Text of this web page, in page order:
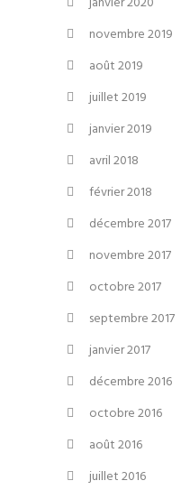
novembre 2019
août 2019
juillet 2019
janvier 2019
avril 2018
février 2018
décembre 2017
novembre 2017
octobre 2017
septembre 2017
janvier 2017
décembre 2016
octobre 2016
août 2016
juillet 2016